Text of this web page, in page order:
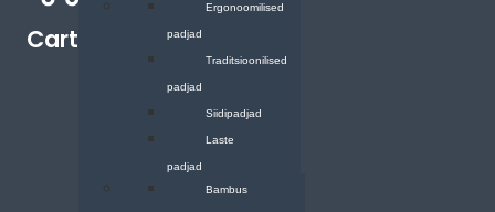
kattemadratsidErgonoomilised
padjad
Traditsioonilised
padjad
Siidipadjad
Laste
padjad
Padjapüürid laste
VoodipesuBambus
Cart